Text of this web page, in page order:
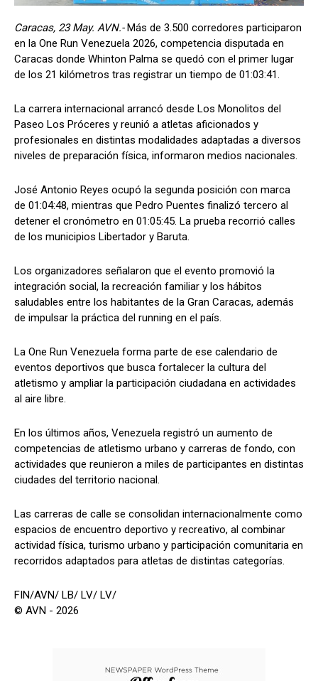
Caracas, 23 May. AVN.-Más de 3.500 corredores participaron
en la One Run Venezuela 2026, competencia disputada en
Caracas donde Whinton Palma se quedó con el primer lugar
de los 21 kilómetros tras registrar un tiempo de 01:03:41.
La carrera internacional arrancó desde Los Monolitos del
Paseo Los Próceres y reunió a atletas aficionados y
profesionales en distintas modalidades adaptadas a diversos
niveles de preparación física, informaron medios nacionales.
José Antonio Reyes ocupó la segunda posición con marca
de 01:04:48, mientras que Pedro Puentes finalizó tercero al
detener el cronómetro en 01:05:45. La prueba recorrió calles
de los municipios Libertador y Baruta.
Los organizadores señalaron que el evento promovió la
integración social, la recreación familiar y los hábitos
saludables entre los habitantes de la Gran Caracas, además
de impulsar la práctica del running en el país.
La One Run Venezuela forma parte de ese calendario de
eventos deportivos que busca fortalecer la cultura del
atletismo y ampliar la participación ciudadana en actividades
al aire libre.
En los últimos años, Venezuela registró un aumento de
competencias de atletismo urbano y carreras de fondo, con
actividades que reunieron a miles de participantes en distintas
ciudades del territorio nacional.
Las carreras de calle se consolidan internacionalmente como
espacios de encuentro deportivo y recreativo, al combinar
actividad física, turismo urbano y participación comunitaria en
recorridos adaptados para atletas de distintas categorías.
FIN/AVN/ LB/ LV/ LV/
© AVN - 2026